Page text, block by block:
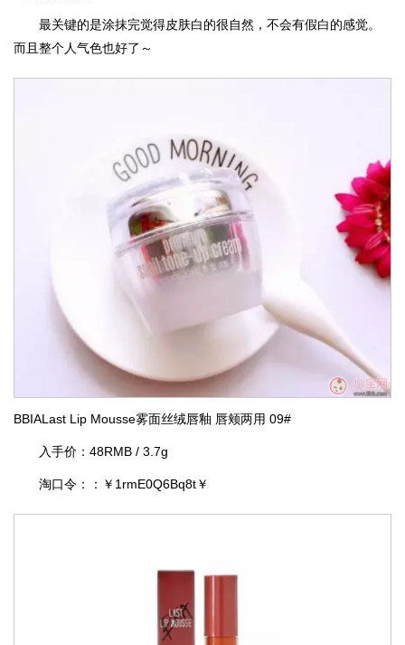
最关键的是涂抹完觉得皮肤白的很自然，不会有假白的感觉。
而且整个人气色也好了～
BBIALast Lip Mousse雾面丝绒唇釉 唇颊两用 09#
入手价：48RMB / 3.7g
淘口令：：￥1rmE0Q6Bq8t￥